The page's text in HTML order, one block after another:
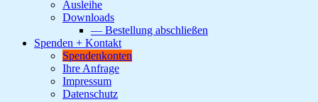
Ausleihe
Downloads
— Bestellung abschließen
Spenden + Kontakt
Spendenkonten
Ihre Anfrage
Impressum
Datenschutz